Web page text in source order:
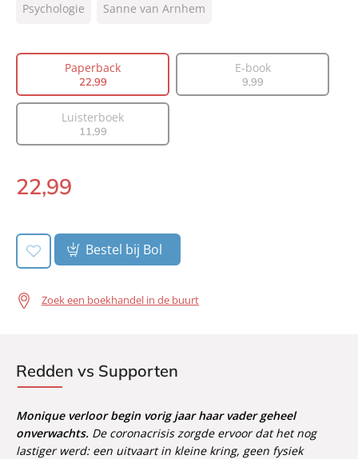
Aantal pagina's:
224
Verschijningsdatum:
Psychologie
Sanne van Arnhem
Paperback
22,99
E-book
9,99
Luisterboek
11,99
Paperback:
22,99
Bestel bij Bol
Zoek een boekhandel in de buurt
Redden vs Supporten
Monique verloor begin vorig jaar haar vader geheel
onverwachts. De coronacrisis zorgde ervoor dat het nog
lastiger werd: een uitvaart in kleine kring, geen fysiek